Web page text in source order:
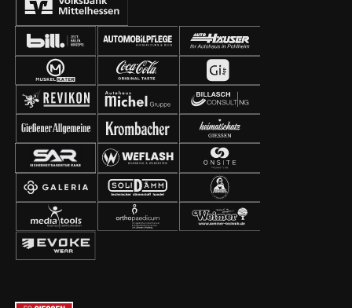
Unterstützung bei der Umsetzung der Renovierung
unserer Geschäftsstelle!🙏🏼 #geschäftsstelle
#waldstadion #renovierung #fcgiessen #fussball
#aufgehtsgiessen #fußballzuhause #giessen #fcg